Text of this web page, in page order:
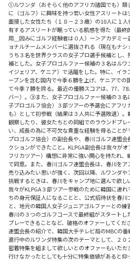
①ルワンダ（おそらく他のアフリカ諸国でも）類
に（ゴルフ）に興味を持つ若い女性アスリートは
面接した女性たち（１８－２３歳）の10人に１
有するアスリートが眠っている肌感を得た（最
用＿因みにゴルフ経験者は０人）ー＞アカデミ
ョナルチームメンバーに選抜される（現在もナ
うち３名を世界クラスの女子プロ選手候補とし
補とした。女子プロゴルファー候補の３名はル
イジェリア、ケニア）で活躍をした。特に、イ
ープンを含む国内で今季６勝を上げ、ケニアでの
て今季７勝を誇る。最近の優勝スコアは、77、
バー）。③また、女子プロゴルファー候補の３名
子プロゴルフ協会）３部ツアーの予選会にアフ
も）として初参戦（結果は３人共に予選敗退）。
観察したり、彼女たちとの同組でのラウンドプ
い、成長の為に不可欠な貴重な経験を得ること
プロゴルフ協会）の副会長や、春川ゴルフ連盟
クションができたこと。KLPGA副会長は我々が
フリカツアー）構想に非常に強い関心を持たれ、
で同意。また、春川ゴルフ連盟会長は、春川を
売り込みたい思いが強く、次回以降、ルワンダや
挑戦するときは、春川をキャンプ地に選んで欲し
我々がKLPGA３部ツアー参戦のために韓国に連
ちの身元保証人になることと、公式招待状を春
と、地元の韓国人女子ジュニアゴルファーとの練
春川の３つのゴルフコースで最終組がスタート
プレーできることなど、破格のオファーしてく
連盟会長の紹介で、韓国大手テレビ局のMBCの
進行中のルワンダ特集の次のテーマとして、２０
密着特集を組まして欲しいとのオファーもいた
行けなかったとしても十分に特集価値があると仰